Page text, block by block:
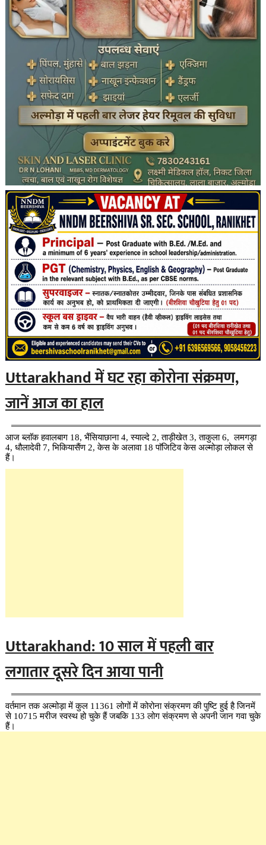
Uttarakhand में घट रहा कोरोना संक्रमण,
जानें आज का हाल
आज ब्लाॅक हवालबाग 18, भैंसियाछाना 4, स्याल्दे 2, ताड़ीखेत 3, ताकुला 6, लमगड़ा
4, धौलादेवी 7, भिकियासैंण 2, केस के अलावा 18 पाॅजिटिव केस अल्मोड़ा लोकल से
हैं।
Uttarakhand: 10 साल में पहली बार
लगातार दूसरे दिन आया पानी
वर्तमान तक अल्मोड़ा में कुल 11361 लोगों में कोरोना संक्रमण की पुष्टि हुई है जिनमें
से 10715 मरीज स्वस्थ हो चुके हैं जबकि 133 लोग संक्रमण से अपनी जान गवा चुके
हैं।